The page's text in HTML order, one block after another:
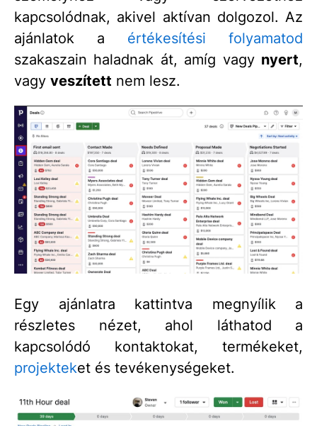
kapcsolódnak, akivel aktívan dolgozol. Az
ajánlatok a értékesítési folyamatod
szakaszain haladnak át, amíg vagy nyert,
vagy veszített nem lesz.
Egy ajánlatra kattintva megnyílik a
részletes nézet, ahol láthatod a
kapcsolódó kontaktokat, termékeket,
projekteket és tevékenységeket.